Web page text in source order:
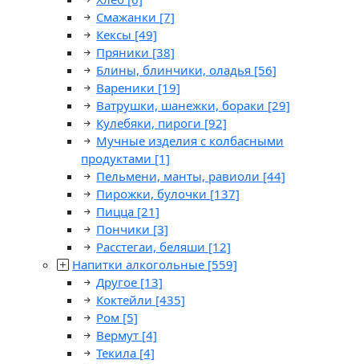
Смажанки [7]
Кексы [49]
Пряники [38]
Блины, блинчики, оладья [56]
Вареники [19]
Ватрушки, шанежки, бораки [29]
Кулебяки, пироги [92]
Мучные изделия с колбасными
продуктами [1]
Пельмени, манты, равиоли [44]
Пирожки, булочки [137]
Пицца [21]
Пончики [3]
Расстегаи, беляши [12]
Напитки алкогольные [559]
Другое [13]
Коктейли [435]
Ром [5]
Вермут [4]
Текила [4]